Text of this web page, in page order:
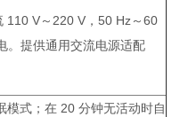
V～220 V，50 Hz～60
。提供通用交流电源适配
式；在 20 分钟无活动时自